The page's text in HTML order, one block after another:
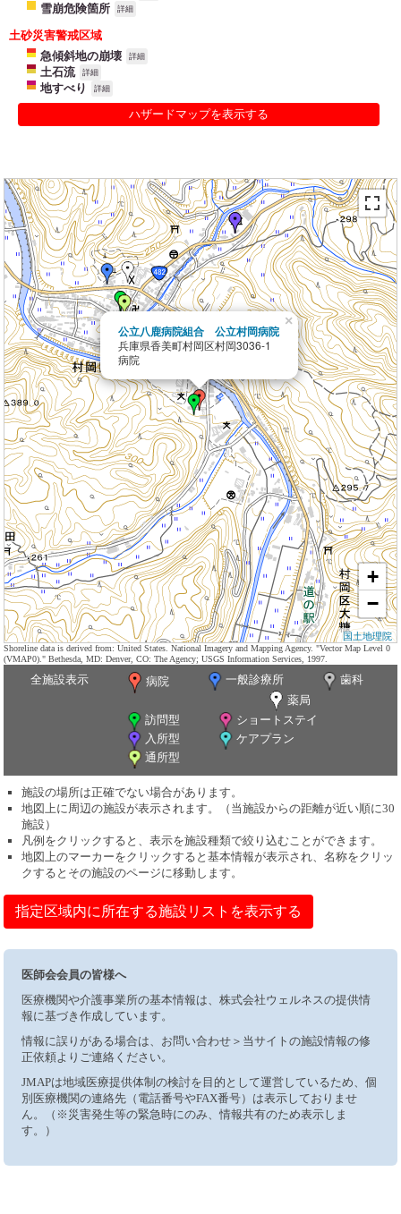
雪崩危険箇所 詳細
土砂災害警戒区域
急傾斜地の崩壊
詳細
土石流 詳細
地すべり 詳細
ハザードマップを表示する
公立八鹿病院組合 公立村岡病院
兵庫県香美町村岡区村岡3036-1
病院
×
+
−
国土地理院
Shoreline data is derived from: United States. National Imagery and Mapping Agency. "Vector Map Level 0
(VMAP0)." Bethesda, MD: Denver, CO: The Agency; USGS Information Services, 1997.
全施設表示 病院 一般診療所
歯科
薬局
訪問型
ショートステイ
入所型
ケアプラン
通所型
施設の場所は正確でない場合があります。
地図上に周辺の施設が表示されます。（当施設からの距離が近い順に30
施設）
凡例をクリックすると、表示を施設種類で絞り込むことができます。
地図上のマーカーをクリックすると基本情報が表示され、名称をクリッ
クするとその施設のページに移動します。
指定区域内に所在する施設リストを表示する
医師会会員の皆様へ
医療機関や介護事業所の基本情報は、株式会社ウェルネスの提供情
報に基づき作成しています。
情報に誤りがある場合は、お問い合わせ＞当サイトの施設情報の修
正依頼よりご連絡ください。
JMAPは地域医療提供体制の検討を目的として運営しているため、個
別医療機関の連絡先（電話番号やFAX番号）は表示しておりませ
ん。（※災害発生等の緊急時にのみ、情報共有のため表示しま
す。）